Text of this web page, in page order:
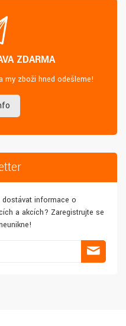
ZDARMA
my zboží hned odešleme!
dostávat informace o
a akcích? Zaregistrujte se